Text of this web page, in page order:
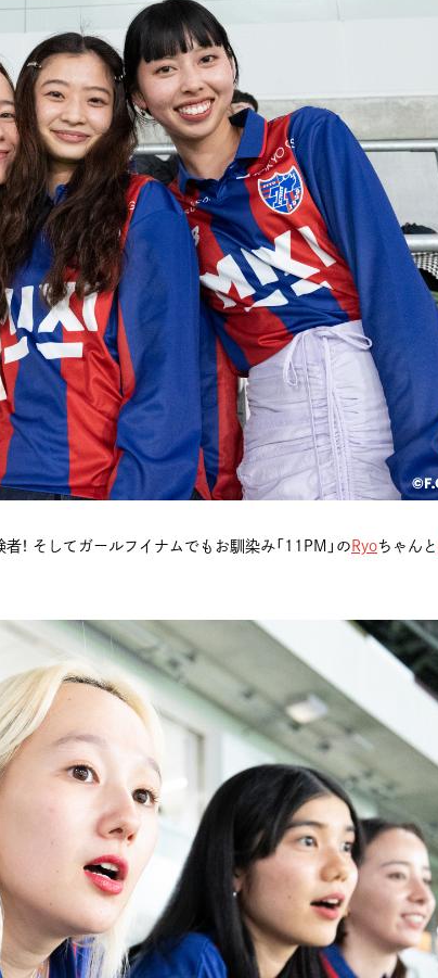
！ そしてガールフイナムでもお馴染み「11PM」の Ryoちゃんと